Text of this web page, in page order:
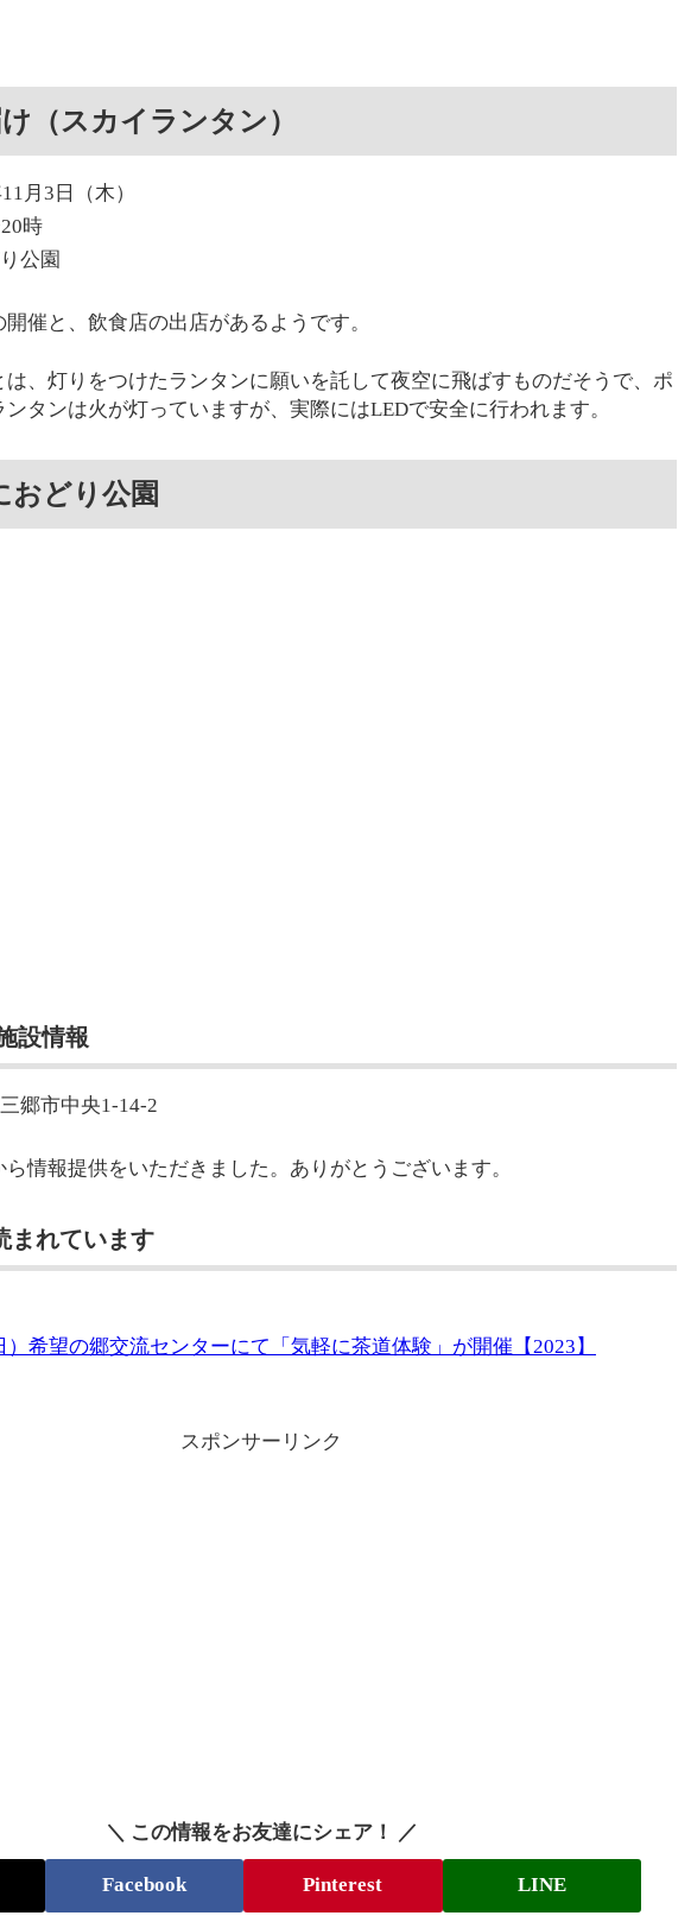
（スカイランタン）
月3日（木）
時
公園
催と、飲食店の出店があるようです。
は、灯りをつけたランタンに願いを託して夜空に飛ばすものだそうで、ポ
ンタンは火が灯っていますが、実際にはLEDで安全に行われます。
おどり公園
設情報
郷市中央1-14-2
情報提供をいただきました。ありがとうございます。
まれています
）希望の郷交流センターにて「気軽に茶道体験」が開催【2023】
スポンサーリンク
＼ この情報をお友達にシェア！ ／
Facebook Pinterest LINE